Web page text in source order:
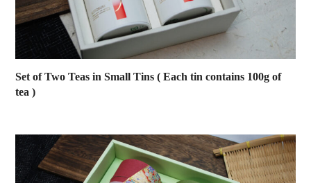
Set of Two Teas in Small Tins ( Each tin contains 100g of
tea )